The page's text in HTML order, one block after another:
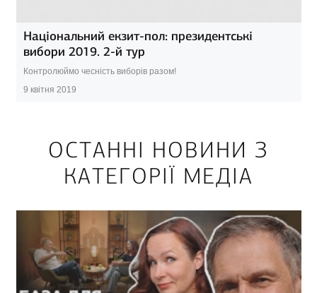
Національний екзит-пол: президентські
вибори 2019. 2-й тур
Контролюймо чесність виборів разом!
9 квітня 2019
ОСТАННІ НОВИНИ З
КАТЕГОРІЇ МЕДІА